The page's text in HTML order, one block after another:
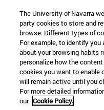
The University of Navarra
party cookies to store and
browse. Different types of
For example, to identify you
about your browsing habits
personalize how the
cookies you want to enable
will remain active until you
For more detailed
our Cookie Policy.